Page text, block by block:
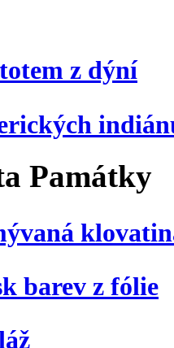
z dýní
Památky
barev z fólie